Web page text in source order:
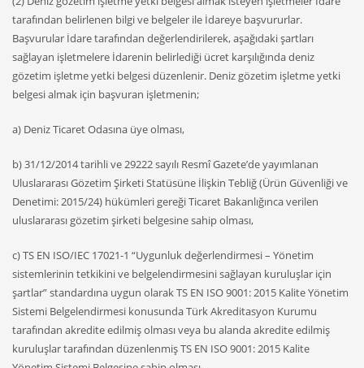
tarafından belirlenen bilgi ve belgeler ile İdareye başvururlar.
Başvurular İdare tarafından değerlendirilerek, aşağıdaki şartları
sağlayan işletmelere İdarenin belirlediği ücret karşılığında deniz
gözetim işletme yetki belgesi düzenlenir. Deniz gözetim işletme yetki
belgesi almak için başvuran işletmenin;
a) Deniz Ticaret Odasına üye olması,
b) 31/12/2014 tarihli ve 29222 sayılı Resmî Gazete’de yayımlanan
Uluslararası Gözetim Şirketi Statüsüne İlişkin Tebliğ (Ürün Güvenliği ve
Denetimi: 2015/24) hükümleri gereği Ticaret Bakanlığınca verilen
uluslararası gözetim şirketi belgesine sahip olması,
c) TS EN ISO/IEC 17021-1 “Uygunluk değerlendirmesi – Yönetim
sistemlerinin tetkikini ve belgelendirmesini sağlayan kuruluşlar için
şartlar” standardına uygun olarak TS EN ISO 9001: 2015 Kalite Yönetim
Sistemi Belgelendirmesi konusunda Türk Akreditasyon Kurumu
tarafından akredite edilmiş olması veya bu alanda akredite edilmiş
kuruluşlar tarafından düzenlenmiş TS EN ISO 9001: 2015 Kalite